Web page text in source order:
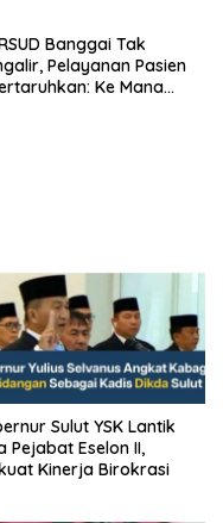
Banggai Tak
Pelayanan Pasien
Ke Mana
Sulut YSK Lantik
Pejabat Eselon II,
Kinerja Birokrasi